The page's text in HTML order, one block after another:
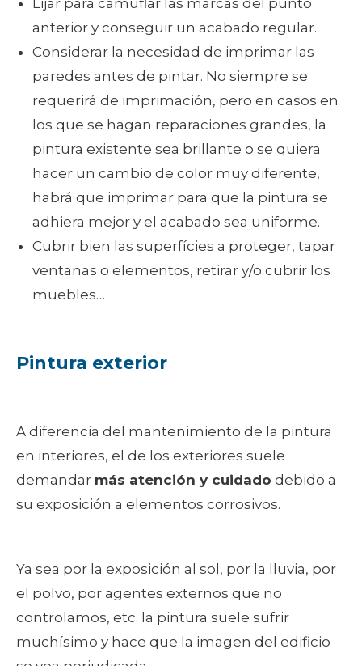
anterior y conseguir un acabado regular.
Considerar la necesidad de imprimar las
paredes antes de pintar. No siempre se
requerirá de imprimación, pero en casos en
los que se hagan reparaciones grandes, la
pintura existente sea brillante o se quiera
hacer un cambio de color muy diferente,
habrá que imprimar para que la pintura se
adhiera mejor y el acabado sea uniforme.
Cubrir bien las superfícies a proteger, tapar
ventanas o elementos, retirar y/o cubrir los
muebles…
Pintura exterior
A diferencia del mantenimiento de la pintura
en interiores, el de los exteriores suele
demandar más atención y cuidado debido a
su exposición a elementos corrosivos.
Ya sea por la exposición al sol, por la lluvia, por
el polvo, por agentes externos que no
controlamos, etc. la pintura suele sufrir
muchísimo y hace que la imagen del edificio